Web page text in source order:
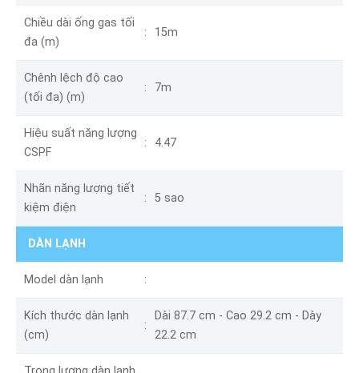
Chiều dài ống gas tối
đa (m)
15m
Chênh lệch độ cao
(tối đa) (m)
7m
Hiệu suất năng lượng
CSPF
4.47
Nhãn năng lượng tiết
kiệm điện
5 sao
DÀN LẠNH
Model dàn lạnh
Kích thước dàn lạnh
(cm)
Dài 87.7 cm - Cao 29.2 cm - Dày
22.2 cm